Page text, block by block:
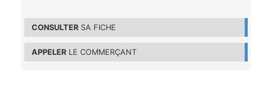
CONSULTER SA FICHE
APPELER LE COMMERÇANT